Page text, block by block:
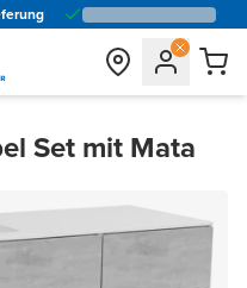
Set mit Mata